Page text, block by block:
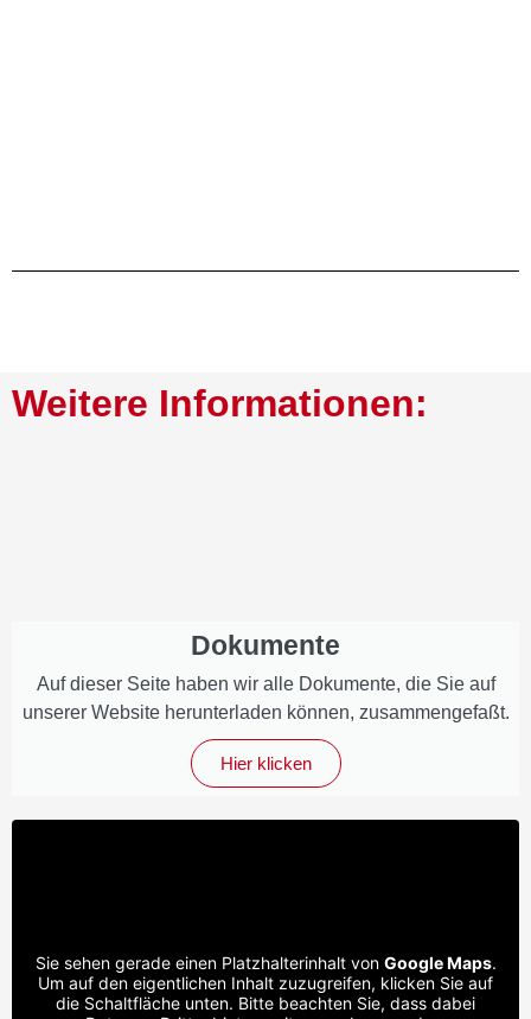
Weitere Informationen:
Dokumente
Auf dieser Seite haben wir alle Dokumente, die Sie auf
unserer Website herunterladen können, zusammengefaßt.
Hier klicken
Sie sehen gerade einen Platzhalterinhalt von Google Maps.
Um auf den eigentlichen Inhalt zuzugreifen, klicken Sie auf
die Schaltfläche unten. Bitte beachten Sie, dass dabei